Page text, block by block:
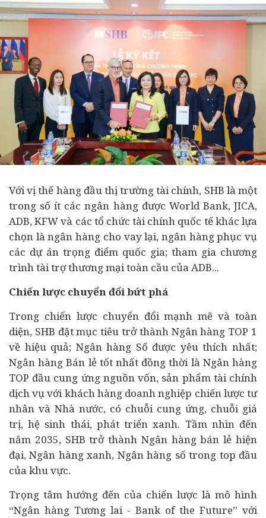
Với vị thế hàng đầu thị trường tài chính, SHB là một
trong số ít các ngân hàng được World Bank, JICA,
ADB, KFW và các tổ chức tài chính quốc tế khác lựa
chọn là ngân hàng cho vay lại, ngân hàng phục vụ
các dự án trọng điểm quốc gia; tham gia chương
trình tài trợ thương mại toàn cầu của ADB...
Chiến lược chuyển đổi bứt phá
Trong chiến lược chuyển đổi mạnh mẽ và toàn
diện, SHB đặt mục tiêu trở thành Ngân hàng TOP 1
về hiệu quả; Ngân hàng Số được yêu thích nhất;
Ngân hàng Bán lẻ tốt nhất đồng thời là Ngân hàng
TOP đầu cung ứng nguồn vốn, sản phẩm tài chính
dịch vụ với khách hàng doanh nghiệp chiến lược tư
nhân và Nhà nước, có chuỗi cung ứng, chuỗi giá
trị, hệ sinh thái, phát triển xanh. Tầm nhìn đến
năm 2035, SHB trở thành Ngân hàng bán lẻ hiện
đại, Ngân hàng xanh, Ngân hàng số trong top đầu
của khu vực.
Trọng tâm hướng đến của chiến lược là mô hình
“Ngân hàng Tương lai - Bank of the Future” với